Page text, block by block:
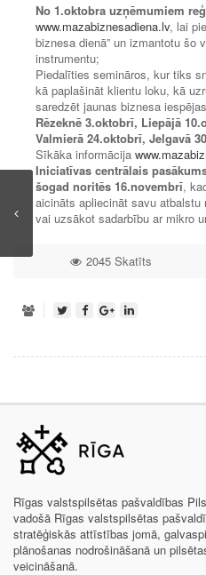
No 1.oktobra uzņēmumiem
www.mazabiznesadiena.lv, lai
biznesa dienā” un izmantotu šo
instrumentu;
Piedalīties semināros, kur tiks
kā paplašināt klientu loku, kā
saredzēt jaunas biznesa
Rēzeknē 3.oktobrī, Liepājā
Valmierā 24.oktobrī, Jelgavā
Sīkāka informācija
Iniciatīvas centrālais
šogad noritēs 16.novembrī,
aicināts apliecināt savu
vai uzsākot sadarbību ar mikro
2045 Skatīts
Rīgas valstspilsētas pašvaldības
vadošā Rīgas valstspilsētas
stratēģiskās attīstības jomā,
plānošanas nodrošināšanā un
veicināšanā.